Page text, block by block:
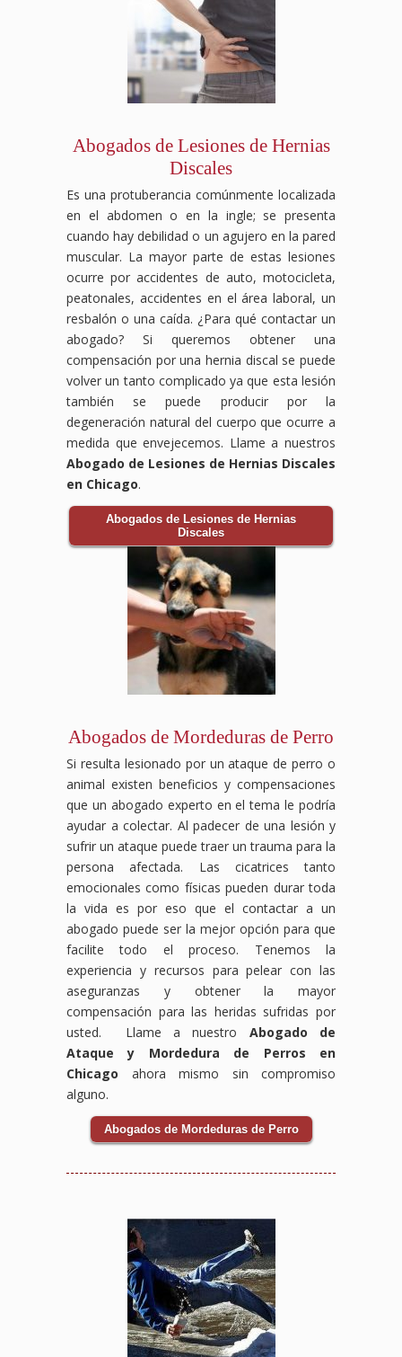
Abogados de Lesiones de Hernias
Discales
Es una protuberancia comúnmente localizada
en el abdomen o en la ingle; se presenta
cuando hay debilidad o un agujero en la pared
muscular. La mayor parte de estas lesiones
ocurre por accidentes de auto, motocicleta,
peatonales, accidentes en el área laboral, un
resbalón o una caída. ¿Para qué contactar un
abogado? Si queremos obtener una
compensación por una hernia discal se puede
volver un tanto complicado ya que esta lesión
también se puede producir por la
degeneración natural del cuerpo que ocurre a
medida que envejecemos. Llame a nuestros
Abogado de Lesiones de Hernias Discales
en Chicago.
Abogados de Lesiones de Hernias
Discales
Abogados de Mordeduras de Perro
Si resulta lesionado por un ataque de perro o
animal existen beneficios y compensaciones
que un abogado experto en el tema le podría
ayudar a colectar. Al padecer de una lesión y
sufrir un ataque puede traer un trauma para la
persona afectada. Las cicatrices tanto
emocionales como físicas pueden durar toda
la vida es por eso que el contactar a un
abogado puede ser la mejor opción para que
facilite todo el proceso. Tenemos la
experiencia y recursos para pelear con las
aseguranzas y obtener la mayor
compensación para las heridas sufridas por
usted. Llame a nuestro Abogado de
Ataque y Mordedura de Perros en
Chicago ahora mismo sin compromiso
alguno.
Abogados de Mordeduras de Perro